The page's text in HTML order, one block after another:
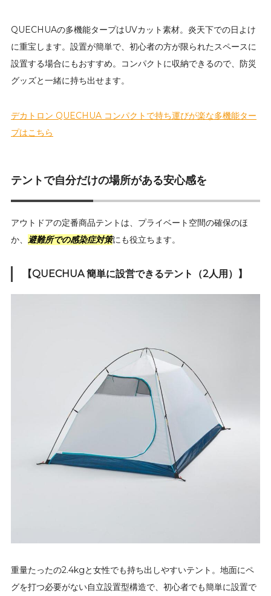
QUECHUAの多機能タープはUVカット素材。炎天下での日よけ
に重宝します。設置が簡単で、初心者の方が限られたスペースに
設置する場合にもおすすめ。コンパクトに収納できるので、防災
グッズと一緒に持ち出せます。
デカトロン QUECHUA コンパクトで持ち運びが楽な多機能ター
プはこちら
テントで自分だけの場所がある安心感を
アウトドアの定番商品テントは、プライベート空間の確保のほ
か、 避難所での感染症対策にも役立ちます。
【QUECHUA 簡単に設営できるテント（2人用）】
重量たったの2.4kgと女性でも持ち出しやすいテント。地面にペ
グを打つ必要がない自立設置型構造で、初心者でも簡単に設置で